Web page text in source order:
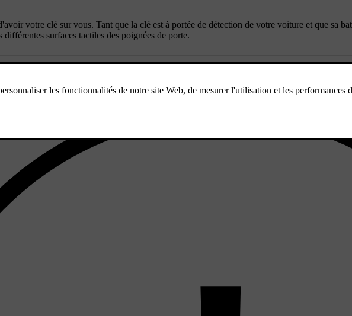
votre clé sur vous. Tant que la clé est à portée de détection de votre voiture et que sa
surfaces tactiles des poignées de porte.